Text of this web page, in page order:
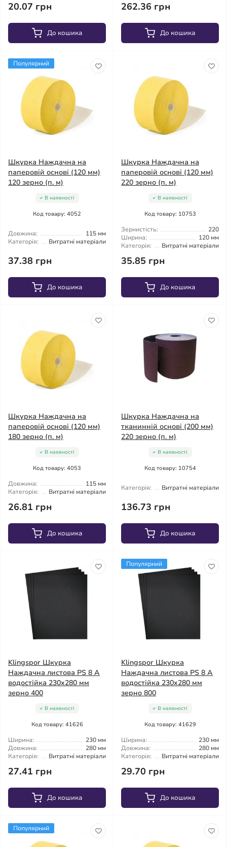
20.07 грн
До кошика
262.36 грн
До кошика
Популярний
Шкурка Наждачна на
паперовій основі (120 мм)
120 зерно (п. м)
В наявності
Код товару: 4052
Довжина:
115 мм
Категорія:
Витратні матеріали
37.38 грн
До кошика
Шкурка Наждачна на
паперовій основі (120 мм)
220 зерно (п. м)
В наявності
Код товару: 10753
Зернистість:
220
Ширина:
120 мм
Категорія:
Витратні матеріали
35.85 грн
До кошика
Шкурка Наждачна на
паперовій основі (120 мм)
180 зерно (п. м)
В наявності
Код товару: 4053
Довжина:
115 мм
Категорія:
Витратні матеріали
26.81 грн
До кошика
Шкурка Наждачна на
тканинній основі (200 мм)
220 зерно (п. м)
В наявності
Код товару: 10754
Категорія: Витратні матеріали
136.73 грн
До кошика
Klingspor Шкурка
Наждачна листова PS 8 A
водостійка 230x280 мм
зерно 400
В наявності
Код товару: 41626
Ширина:
230 мм
Довжина:
280 мм
Категорія:
Витратні матеріали
27.41 грн
До кошика
Популярний
Klingspor Шкурка
Наждачна листова PS 8 A
водостійка 230x280 мм
зерно 800
В наявності
Код товару: 41629
Ширина:
230 мм
Довжина:
280 мм
Категорія:
Витратні матеріали
29.70 грн
До кошика
Популярний